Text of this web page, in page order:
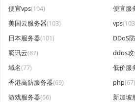
便宜vps(104) 便宜服
美国云服务器(103) vps
日本服务器(101) DDoS
腾讯云(87) ddos
域名(77) 低价服
香港高防服务器(69) php(67)
游戏服务器(66) 新加坡